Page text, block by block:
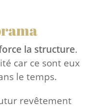
la structure.
car ce sont eux
le temps.
revêtement